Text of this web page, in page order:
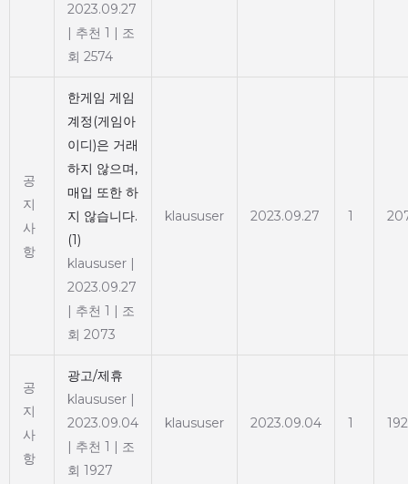
2023.09.27
| 추천 1 | 조
회 2574
공
지
사
항
한게임 게임
계정(게임아
이디)은 거래
하지 않으며,
매입 또한 하
지 않습니다.
(1)
klaususer |
2023.09.27
| 추천 1 | 조
회 2073
klaususer 2023.09.27 1
공
지
사
항
광고/제휴
klaususer |
2023.09.04
| 추천 1 | 조
회 1927
klaususer 2023.09.04 1